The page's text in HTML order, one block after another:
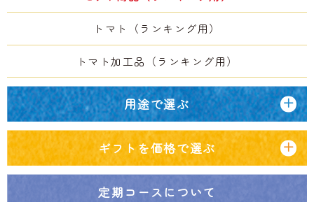
トマト（ランキング用）
トマト加工品（ランキング用）
用途で選ぶ
ギフトを価格で選ぶ
定期コースについて